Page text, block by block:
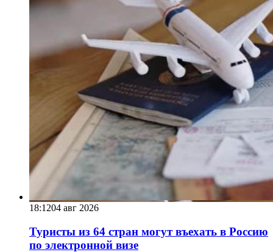
18:1204 авг 2026
Туристы из 64 стран могут въехать в Россию
по электронной визе